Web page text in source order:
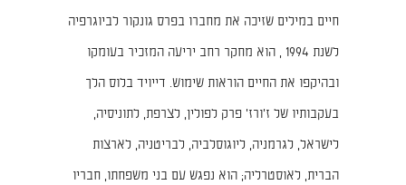
חיים במילים שזיכה את מחברו בפרס גונקור לביוגרפיה
לשנת 1994 , הוא מחקר רחב יריעה המזכיר בעומקו
ובהיקפו את החיים הוראות שימוש. דייויד בלוס הלך
בעקבותיו של ז'ורז' פרק לפולין, לצרפת, לתוניסיה,
לישראל, לגרמניה, ליוגוסלביה, לבריטניה, לארצות
הברית, לאוסטרליה; הוא נפגש עם בני משפחתו, חבריו